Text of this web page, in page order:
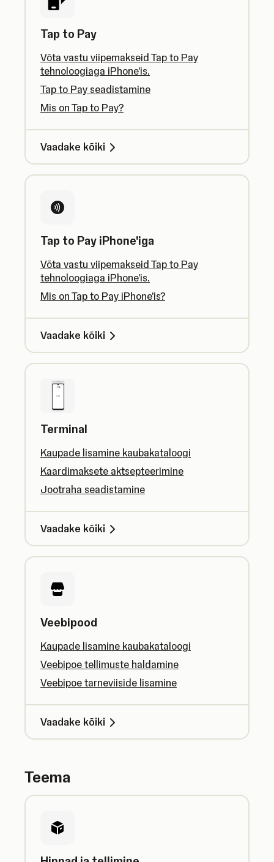
Tap to Pay
Võta vastu viipemakseid Tap to Pay
tehnoloogiaga iPhone'is.
Tap to Pay seadistamine
Mis on Tap to Pay?
Vaadake kõiki
Tap to Pay iPhone'iga
Võta vastu viipemakseid Tap to Pay
tehnoloogiaga iPhone'is.
Mis on Tap to Pay iPhone'is?
Vaadake kõiki
Terminal
Kaupade lisamine kaubakataloogi
Kaardimaksete aktsepteerimine
Jootraha seadistamine
Vaadake kõiki
Veebipood
Kaupade lisamine kaubakataloogi
Veebipoe tellimuste haldamine
Veebipoe tarneviiside lisamine
Vaadake kõiki
Teema